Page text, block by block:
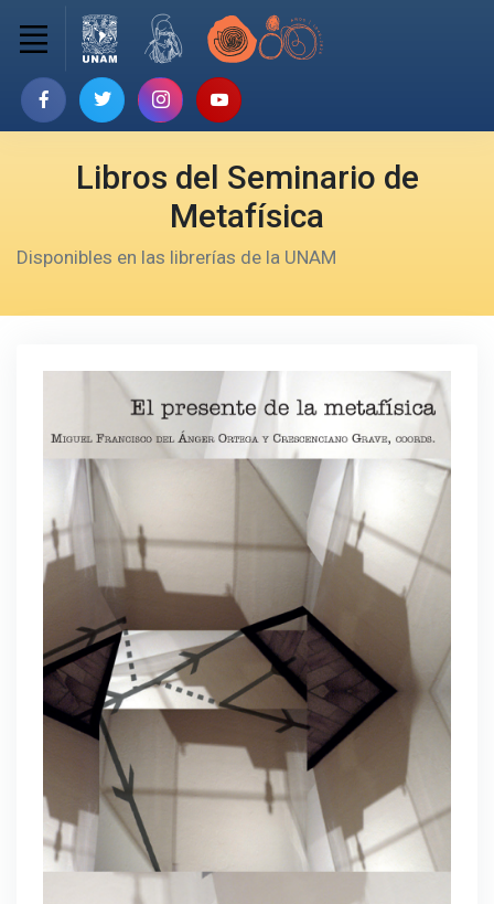
Libros del Seminario de
Metafísica
Disponibles en las librerías de la UNAM